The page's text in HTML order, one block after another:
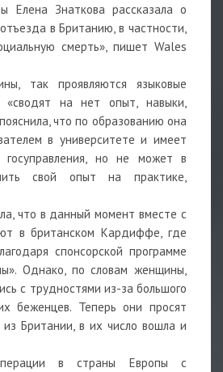
Елена Знаткова рассказала о
в Британию, в частности,
смерть», пишет Wales
так проявляются языковые
«сводят на нет опыт, навыки,
что по образованию она
в университете и имеет
госуправления, но не может в
свой опыт на практике,
что в данный момент вместе с
в британском Кардиффе, где
спонсорской программе
Однако, по словам женщины,
с трудностями из-за большого
беженцев. Теперь они просят
Британии, в их число вошла и
в страны Европы с